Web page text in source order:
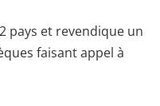
pays et revendique un
faisant appel à